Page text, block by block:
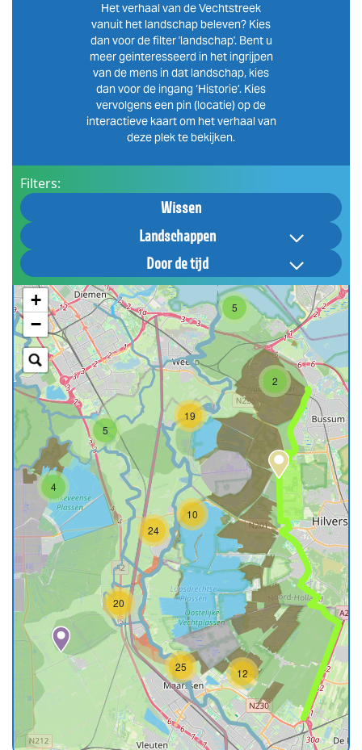
niet, daar de Romeinen wel de Vecht en Angstel
bevaren hebben.
Het verhaal van de Vechtstreek
vanuit het landschap beleven? Kies
dan voor de filter 'landschap'. Bent u
meer geinteresseerd in het ingrijpen
van de mens in dat landschap, kies
dan voor de ingang ‘Historie’. Kies
vervolgens een pin (locatie) op de
interactieve kaart om het verhaal van
deze plek te bekijken.
Filters:
Landschappen
Door de tijd
Wissen
2
5
19
12
25
4
5
10
24
20
+
−